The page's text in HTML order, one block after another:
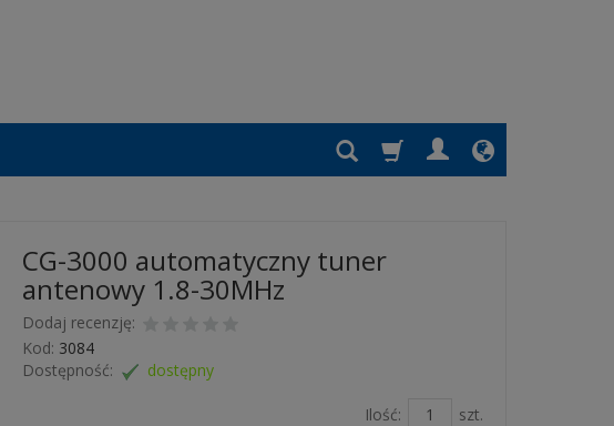
CG-3000 automatyczny tuner
antenowy 1.8-30MHz
Dodaj recenzję:
Kod: 3084
Dostępność:
dostępny
Ilość:
szt.